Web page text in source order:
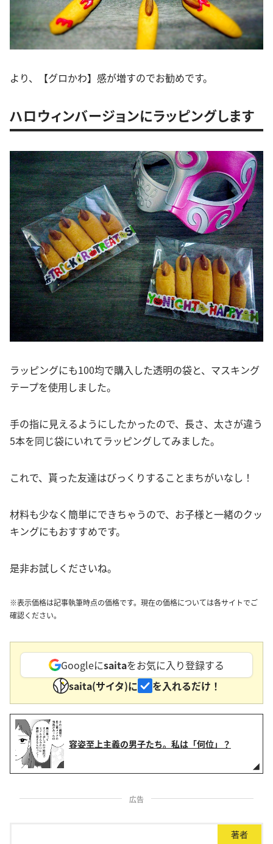
より、【グロかわ】感が増すのでお勧めです。
ハロウィンバージョンにラッピングします
ラッピングにも100均で購入した透明の袋と、マスキング
テープを使用しました。
手の指に見えるようにしたかったので、長さ、太さが違う
5本を同じ袋にいれてラッピングしてみました。
これで、貰った友達はびっくりすることまちがいなし！
材料も少なく簡単にできちゃうので、お子様と一緒のクッ
キングにもおすすめです。
是非お試しくださいね。
※表示価格は記事執筆時点の価格です。現在の価格については各サイトでご
確認ください。
Googleにsaitaをお気に入り登録する
saita(サイタ)に
を入れるだけ！
容姿至上主義の男子たち。私は「何位」？
広告
著者